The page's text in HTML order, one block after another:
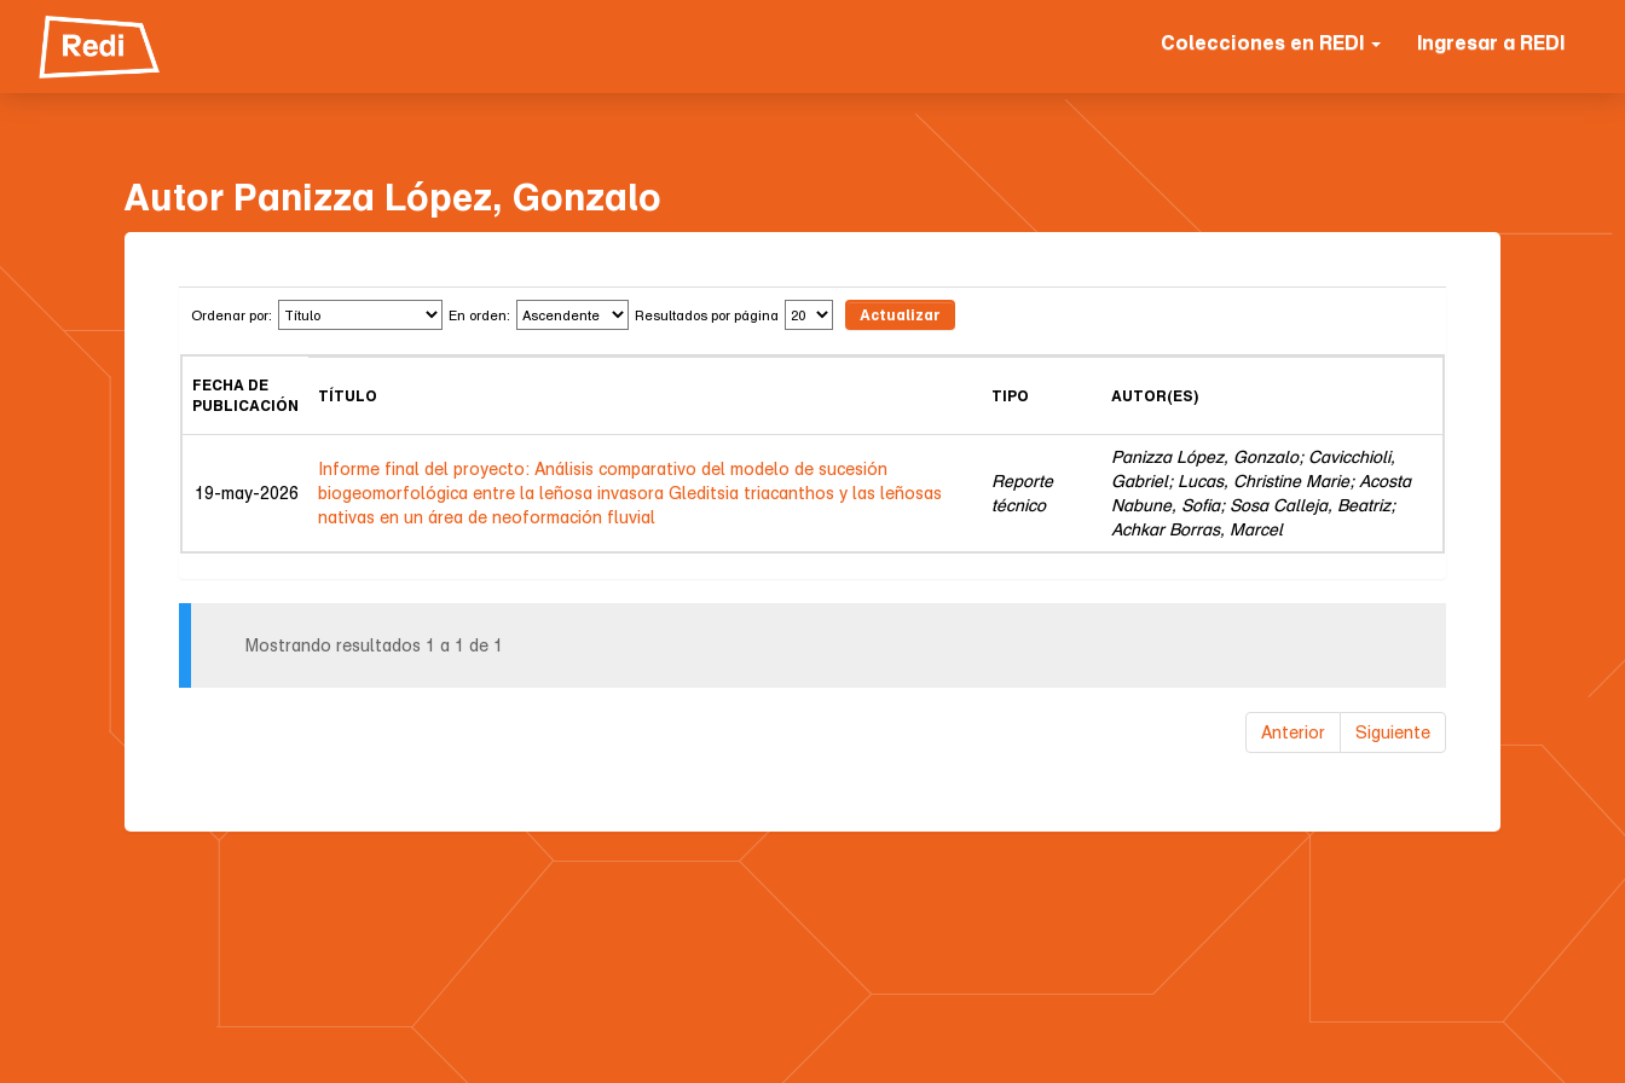
Skip
Colecciones en REDI Ingresar a REDI
Autor Panizza López, Gonzalo
Ordenar por: En orden: Resultados por página
FECHA DE
PUBLICACIÓN
TÍTULO TIPO AUTOR(ES)
19-may-2026
Informe final del proyecto: Análisis comparativo del modelo de sucesión
biogeomorfológica entre la leñosa invasora Gleditsia triacanthos y las leñosas
nativas en un área de neoformación fluvial
Reporte
técnico
Panizza López, Gonzalo; Cavicchioli,
Gabriel; Lucas, Christine Marie; Acosta
Nabune, Sofia; Sosa Calleja, Beatriz;
Achkar Borras, Marcel
Mostrando resultados 1 a 1 de 1
Anterior Siguiente